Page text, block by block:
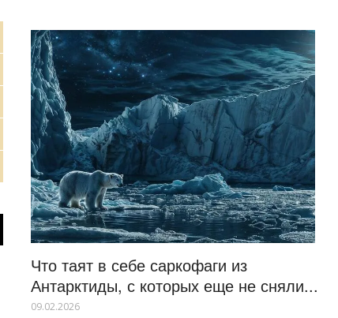
Что таят в себе саркофаги из
Антарктиды, с которых еще не сняли...
09.02.2026